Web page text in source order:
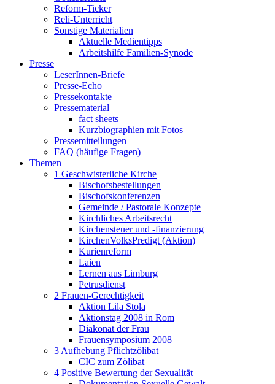
Reform-Ticker
Reli-Unterricht
Sonstige Materialien
Aktuelle Medientipps
Arbeitshilfe Familien-Synode
Presse
LeserInnen-Briefe
Presse-Echo
Pressekontakte
Pressematerial
fact sheets
Kurzbiographien mit Fotos
Pressemitteilungen
FAQ (häufige Fragen)
Themen
1 Geschwisterliche Kirche
Bischofsbestellungen
Bischofskonferenzen
Gemeinde / Pastorale Konzepte
Kirchliches Arbeitsrecht
Kirchensteuer und -finanzierung
KirchenVolksPredigt (Aktion)
Kurienreform
Laien
Lernen aus Limburg
Petrusdienst
2 Frauen-Gerechtigkeit
Aktion Lila Stola
Aktionstag 2008 in Rom
Diakonat der Frau
Frauensymposium 2008
3 Aufhebung Pflichtzölibat
CIC zum Zölibat
4 Positive Bewertung der Sexualität